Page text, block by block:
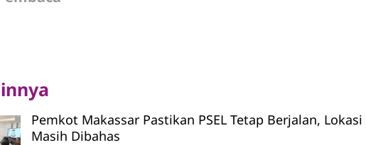
Pemkot Makassar Pastikan PSEL Tetap Berjalan, Lokasi
Masih Dibahas